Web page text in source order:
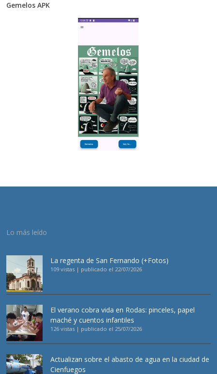
Gemelos APK
Lo más leído
La regenta de San Fernando (+Fotos)
109 vistas | publicado el 22/07/2026
El verano cobra vida en Rodas: pinceles, papel
maché y cuentos infantiles
126 vistas | publicado el 25/07/2026
Actualizan sobre el abasto de agua en la ciudad de
Cienfuegos